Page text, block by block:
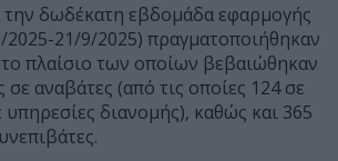
την δωδέκατη εβδομάδα εφαρμογής
2025-21/9/2025) πραγματοποιήθηκαν
πλαίσιο των οποίων βεβαιώθηκαν
σε αναβάτες (από τις οποίες 124 σε
διανομής), καθώς και 365